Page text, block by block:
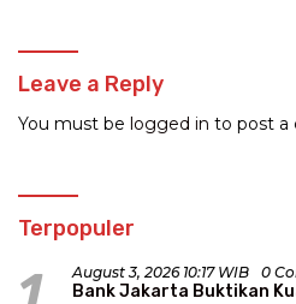
Leave a Reply
You must be logged in to post a
Terpopuler
1 August 3, 2026 10:17 WIB 0
Bank Jakarta Buktikan